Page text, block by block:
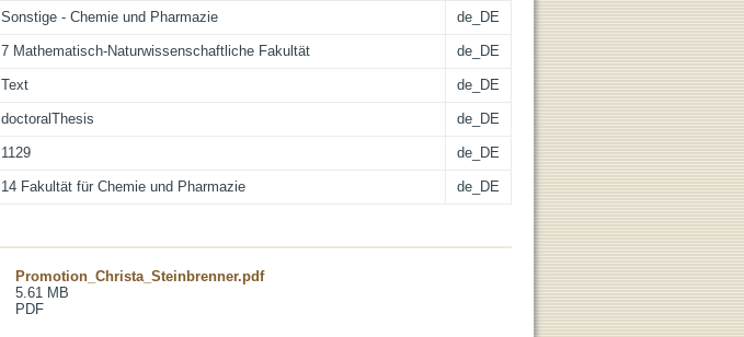
Sonstige - Chemie und Pharmazie de_DE
7 Mathematisch-Naturwissenschaftliche Fakultät de_DE
Text de_DE
doctoralThesis de_DE
1129 de_DE
14 Fakultät für Chemie und Pharmazie de_DE
Promotion_Christa_Steinbrenner.pdf
5.61 MB
PDF